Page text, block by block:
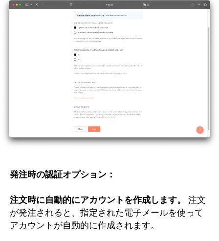
発注時の認証オプション：
注文時に自動的にアカウントを作成します。 注文
が発注されると、指定された電子メールを使って
アカウントが自動的に作成されます。